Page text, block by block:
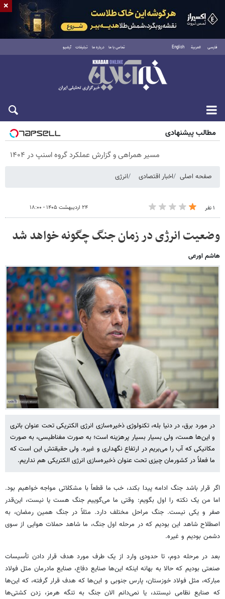
فارسی العربية English تماس با ما درباره ما تبلیغات آرشیو
پنجشنبه ۱۵ مرداد ۱۴۰۵
مطالب پیشنهادی
مسیر همراهی و گزارش عملکرد گروه اسنپ در ۱۴۰۴
صفحه اصلی اخبار اقتصادی انرژی
۱ نفر ۲۴ اردیبهشت ۱۴۰۵ - ۱۸:۰۰
وضعیت انرژی در زمان جنگ چگونه خواهد شد
هاشم اورعی
در مورد برق، در دنیا بله، تکنولوژی ذخیره‌سازی انرژی الکتریکی تحت عنوان باتری
و این‌ها هست، ولی بسیار بسیار پرهزینه است؛ به صورت مغناطیسی، به صورت
مکانیکی که آب را می‌بریم در ارتفاع نگهداری و غیره. ولی حقیقتش این است که
ما فعلاً در کشورمان چیزی تحت عنوان ذخیره‌سازی انرژی الکتریکی هم نداریم.
اگر قرار باشد جنگ ادامه پیدا بکند، خب ما قطعاً با مشکلاتی مواجه خواهیم بود.
اما من یک نکته را اول بگویم: وقتی ما می‌گوییم جنگ هست یا نیست، این‌قدر
صفر و یکی نیست. جنگ مراحل مختلف دارد. مثلاً در جنگ همین رمضان، به
اصطلاح شاهد این بودیم که در مرحله اول جنگ، ما شاهد حملات هوایی از سوی
دشمن بودیم و غیره.
بعد در مرحله دوم، تا حدودی وارد از یک طرف مورد هدف قرار دادن تأسیسات
صنعتی بودیم که حالا به بهانه اینکه این‌ها صنایع دفاع، صنایع مادرمان مثل فولاد
مبارکه، مثل فولاد خوزستان، پارس جنوبی و این‌ها که هدف قرار گرفته، که این‌ها
که صنایع نظامی نیستند، یا نمی‌دانم الان جنگ به تنگه هرمز، زدن کشتی‌ها
×